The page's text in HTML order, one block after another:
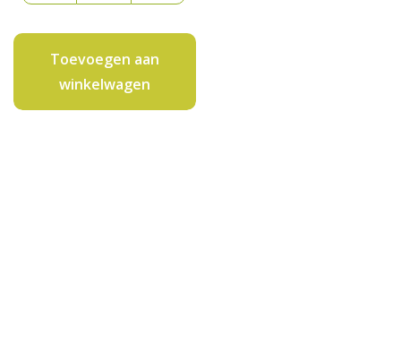
aantal
Toevoegen aan
winkelwagen